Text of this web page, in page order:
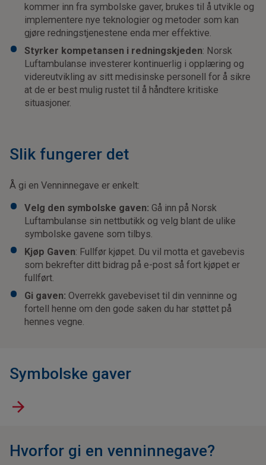
kommer inn fra symbolske gaver, brukes til å utvikle og
implementere nye teknologier og metoder som kan
gjøre redningstjenestene enda mer effektive.
Styrker kompetansen i redningskjeden: Norsk
Luftambulanse investerer kontinuerlig i opplæring og
videreutvikling av sitt medisinske personell for å sikre
at de er best mulig rustet til å håndtere kritiske
situasjoner.
Slik fungerer det
Å gi en Venninnegave er enkelt:
Velg den symbolske gaven: Gå inn på Norsk
Luftambulanse sin nettbutikk og velg blant de ulike
symbolske gavene som tilbys.
Kjøp Gaven: Fullfør kjøpet. Du vil motta et gavebevis
som bekrefter ditt bidrag på e-post så fort kjøpet er
fullført.
Gi gaven: Overrekk gavebeviset til din venninne og
fortell henne om den gode saken du har støttet på
hennes vegne.
Symbolske gaver
Hvorfor gi en venninnegave?